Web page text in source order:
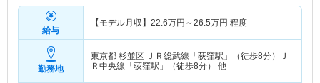
給与
【モデル月収】 22.6万円～26.5万円 程度
勤務地
東京都 杉並区 ＪＲ総武線「荻窪駅」（徒歩8分）Ｊ
Ｒ中央線「荻窪駅」（徒歩8分） 他